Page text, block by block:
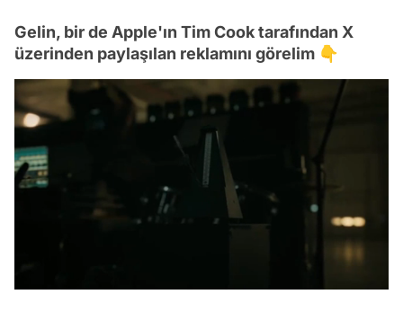
Gelin, bir de Apple'ın Tim Cook tarafından X
üzerinden paylaşılan reklamını görelim 👇
Video
Test